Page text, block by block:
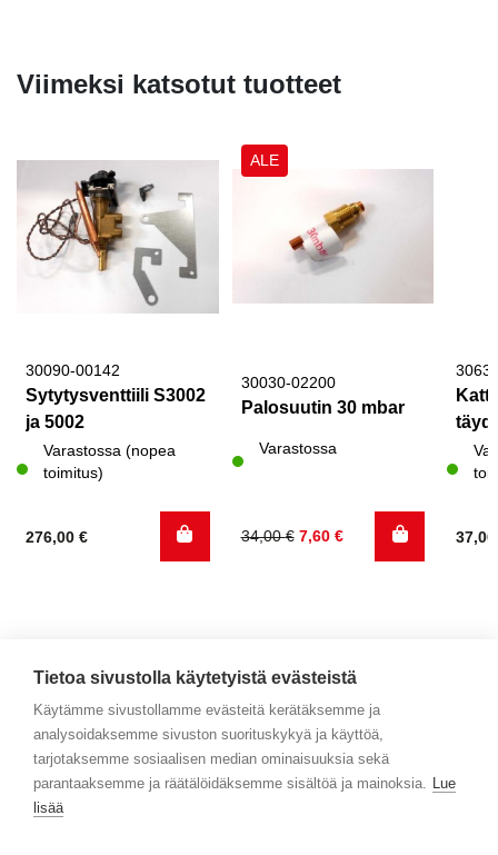
Viimeksi katsotut tuotteet
30090-00142
Sytytysventtiili S3002
ja 5002
Varastossa (nopea
toimitus)
276,00 €
ALE
30030-02200
Palosuutin 30 mbar
Varastossa
34,00€
Alkuperäinen
7,60 €
Nykyinen
Yhteystiedot
Selaa tuotteita
Tietoa sivustolla käytetyistä evästeistä
Käytämme sivustollamme evästeitä kerätäksemme ja
analysoidaksemme sivuston suorituskykyä ja käyttöä,
tarjotaksemme sosiaalisen median ominaisuuksia sekä
parantaaksemme ja räätälöidäksemme sisältöä ja mainoksia. Lue
lisää